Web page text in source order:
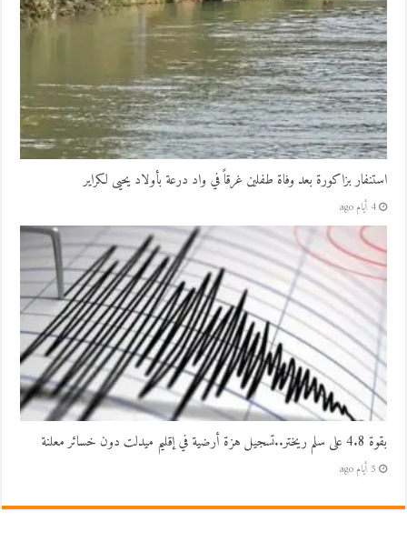
استنفار بزاكورة بعد وفاة طفلين غرقاً في واد درعة بأولاد يحيى لكراير
4 أيام ago
بقوة 4.8 على سلم ريختر..تسجيل هزة أرضية في إقليم ميدلت دون خسائر معلنة
5 أيام ago